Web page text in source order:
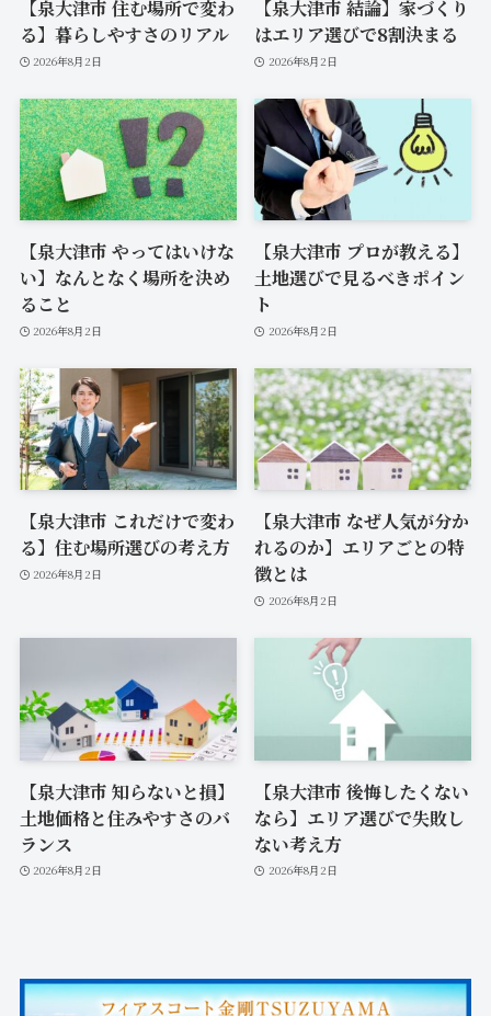
【泉大津市 住む場所で変わ
る】暮らしやすさのリアル
2026年8月2日
【泉大津市 結論】家づくり
はエリア選びで8割決まる
2026年8月2日
【泉大津市 やってはいけな
い】なんとなく場所を決め
ること
2026年8月2日
【泉大津市 プロが教える】
土地選びで見るべきポイン
ト
2026年8月2日
【泉大津市 これだけで変わ
る】住む場所選びの考え方
2026年8月2日
【泉大津市 なぜ人気が分か
れるのか】エリアごとの特
徴とは
2026年8月2日
【泉大津市 知らないと損】
土地価格と住みやすさのバ
ランス
2026年8月2日
【泉大津市 後悔したくない
なら】エリア選びで失敗し
ない考え方
2026年8月2日